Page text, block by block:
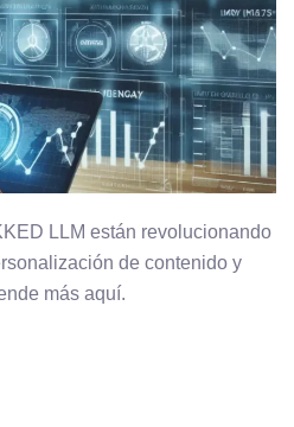
LLM están revolucionando
de contenido y
más aquí.